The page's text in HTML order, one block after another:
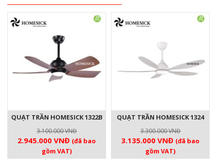
QUẠT TRẦN HOMESICK 1322B
3.100.000VNĐ
Giá
là:
2.945.000 VNĐGiá
hiện
tại
(đã bao
gồm VAT)
QUẠT TRẦN HOMESICK 1324
3.300.000VNĐ
Giá
là:
3.135.000 VNĐGiá
hiện
tại
(đã bao
gồm VAT)